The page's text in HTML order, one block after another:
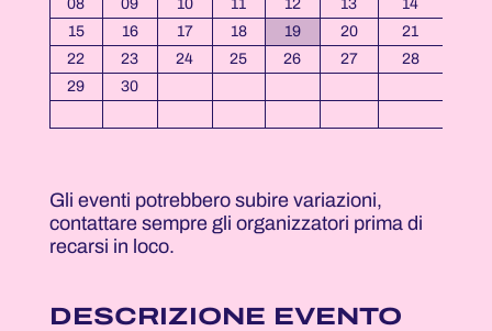
08
09 10 11 12 13
14
15
16 17 18 19 20
21
22
23 24 25 26 27
28
29
30
Gli eventi potrebbero subire variazioni,
contattare sempre gli organizzatori prima di
recarsi in loco.
DESCRIZIONE EVENTO